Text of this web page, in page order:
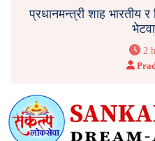
प्रधानमन्त्री शाह भारतीय
2